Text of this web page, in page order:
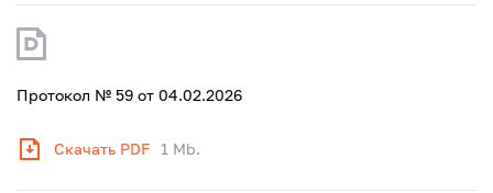
Протокол № 59 от 04.02.2026
Скачать PDF 1 Mb.